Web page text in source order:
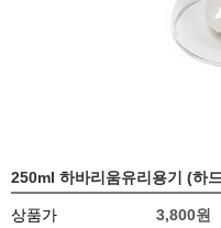
250ml 하바리움유리용기 (하
상품가 3,800원